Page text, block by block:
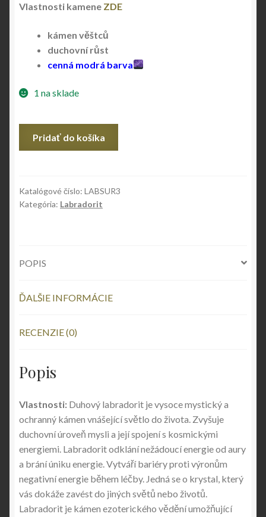
Vlastnosti kamene ZDE
kámen věštců
duchovní růst
cenná modrá barva
1 na sklade
Pridať do košíka
Katalógové číslo: LABSUR3
Kategória: Labradorit
POPIS
ĎALŠIE INFORMÁCIE
RECENZIE (0)
Popis
Vlastnosti: Duhový labradorit je vysoce mystický a
ochranný kámen vnášející světlo do života. Zvyšuje
duchovní úroveň mysli a její spojení s kosmickými
energiemi. Labradorit odklání nežádoucí energie od aury
a brání úniku energie. Vytváří bariéry proti výronům
negativní energie během léčby. Jedná se o krystal, který
vás dokáže zavést do jiných světů nebo životů.
Labradorit je kámen ezoterického vědění umožňující